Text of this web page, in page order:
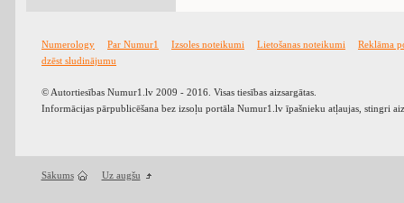
Numerology Par Numur1 Izsoles noteikumi Lietošanas noteikumi
Reklāma
dzēst sludinājumu
© Autortiesības Numur1.lv 2009 - 2016. Visas tiesības aizsargātas.
Informācijas pārpublicēšana bez izsoļu portāla Numur1.lv īpašnieku atļaujas, stingri
Sākums Uz augšu